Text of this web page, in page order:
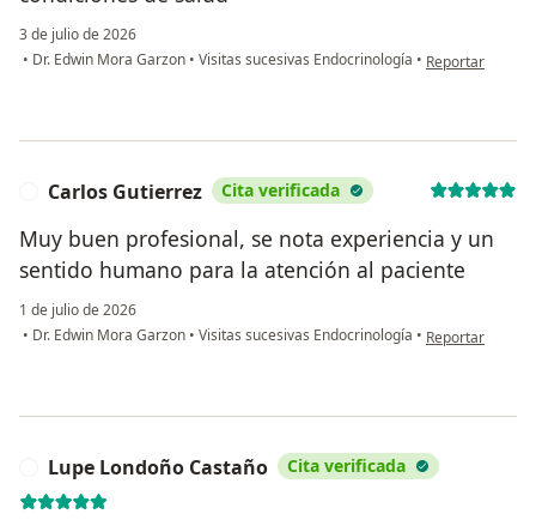
3 de julio de 2026
• Dr. Edwin Mora Garzon • Visitas sucesivas Endocrinología • en opinión del
Reportar
Carlos Gutierrez Cita verificada
Muy buen profesional, se nota experiencia y un
sentido humano para la atención al paciente
1 de julio de 2026
• Dr. Edwin Mora Garzon • Visitas sucesivas Endocrinología • en opinión del
Reportar
Lupe Londoño Castaño Cita verificada